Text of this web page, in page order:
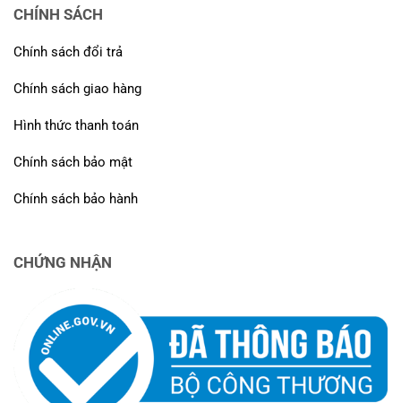
CHÍNH SÁCH
Chính sách đổi trả
Chính sách giao hàng
Hình thức thanh toán
Chính sách bảo mật
Chính sách bảo hành
CHỨNG NHẬN